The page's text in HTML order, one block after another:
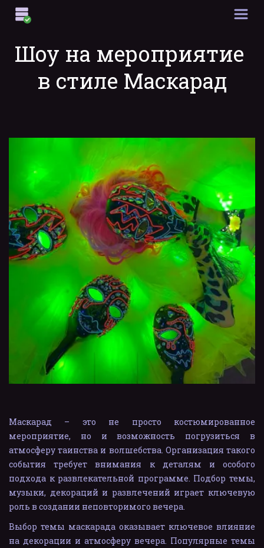
Шоу на мероприятие
в стиле Маскарад
Маскарад – это не просто костюмированное
мероприятие, но и возможность погрузиться в
атмосферу таинства и волшебства. Организация такого
события требует внимания к деталям и особого
подхода к развлекательной программе. Подбор темы,
музыки, декораций и развлечений играет ключевую
роль в создании неповторимого вечера.
Выбор темы маскарада оказывает ключевое влияние
на декорации и атмосферу вечера. Популярные темы